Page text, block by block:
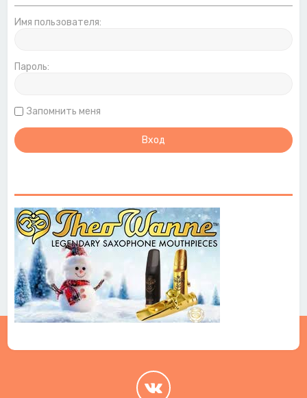
Имя пользователя:
Пароль:
Запомнить меня